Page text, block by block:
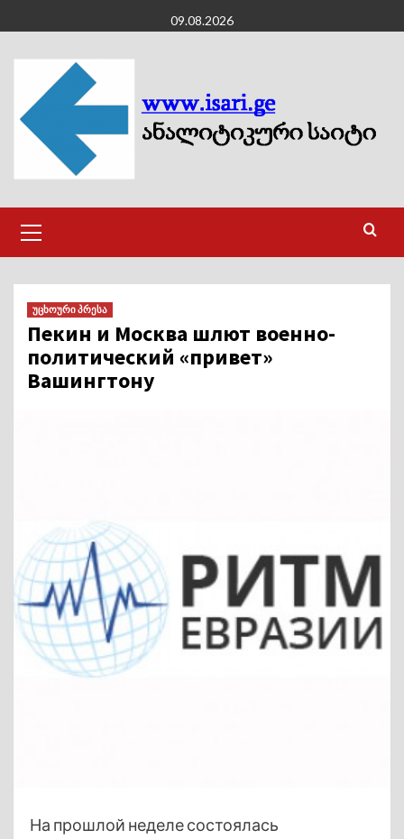
to
content
09.08.2026
Menu
უცხოური პრესა
Пекин и Москва шлют военно-
политический «привет»
Вашингтону
На прошлой неделе состоялась